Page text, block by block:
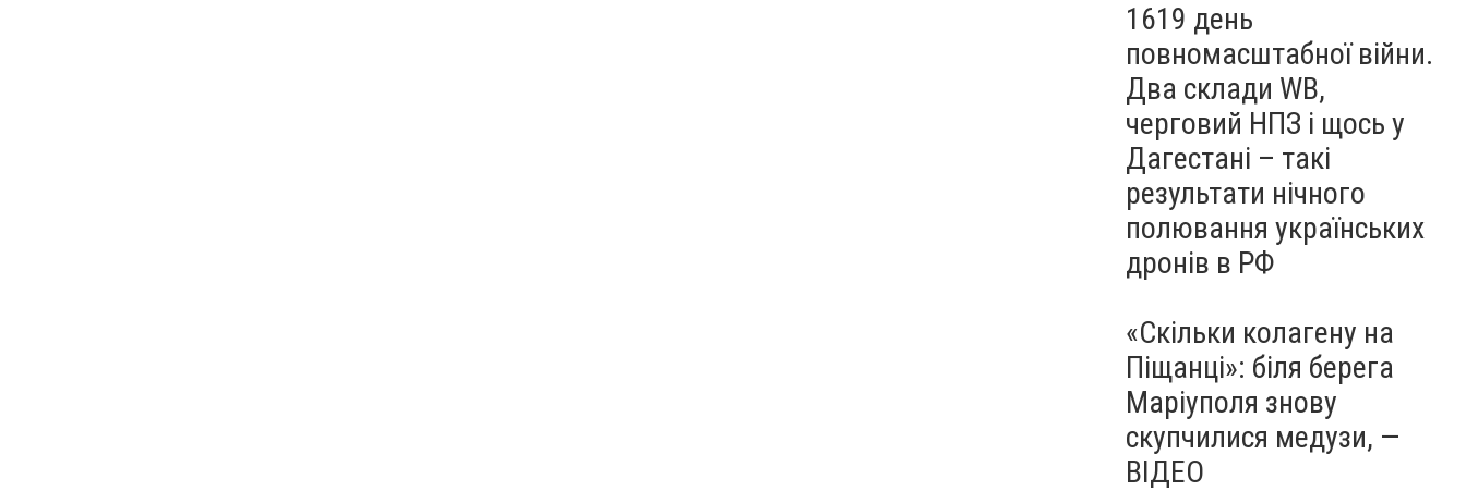
1619 день
повномасштабної війни.
Два склади WB,
черговий НПЗ і щось у
Дагестані – такі
результати нічного
полювання українських
дронів в РФ
«Скільки колагену на
Піщанці»: біля берега
Маріуполя знову
скупчилися медузи, —
ВІДЕО